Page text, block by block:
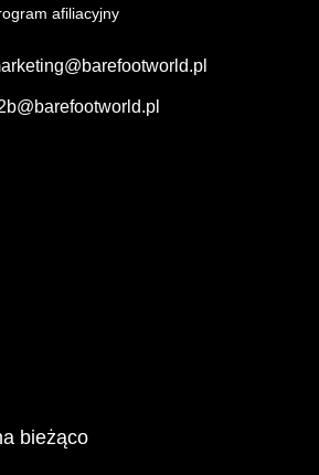
afiliacyjny
bieżąco